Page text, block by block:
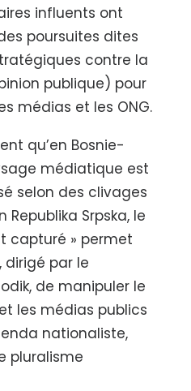
influents ont
poursuites dites
contre la
publique) pour
médias et les ONG.
qu’en Bosnie-
médiatique est
selon des clivages
Srpska, le
capturé » permet
dirigé par le
de manipuler le
les médias publics
nationaliste,
pluralisme